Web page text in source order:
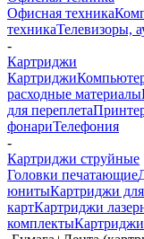
Офисная техника
техникаТелевизоры,
-
Картриджи
Картриджи
расходные материалы
для переплета
фонариТелефония
-
Картриджи струйные
Головки печатающие
юнитыКартриджи
картКартриджи
комплекты